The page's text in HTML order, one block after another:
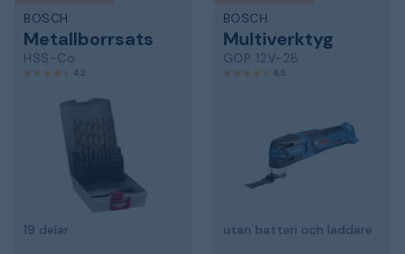
BOSCH
Metallborrsats
HSS-Co
4,2
19 delar
BOSCH
Multiverktyg
GOP 12V-28
4,5
utan batteri och laddare